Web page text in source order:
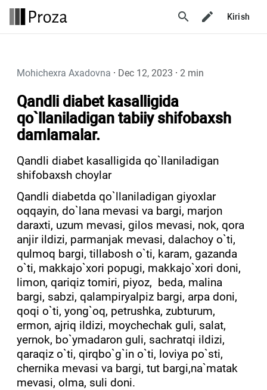
search Kirish
Mohichexra Axadovna · Dec 12, 2023 · 2 min
Qandli diabet kasalligida
qo`llaniladigan tabiiy shifobaxsh
damlamalar.
Qandli diabet kasalligida qo`llaniladigan
shifobaxsh choylar
Qandli diabetda qo`llaniladigan giyoxlar
oqqayin, do`lana mevasi va bargi, marjon
daraxti, uzum mevasi, gilos mevasi, nok, qora
anjir ildizi, parmanjak mevasi, dalachoy o`ti,
qulmoq bargi, tillabosh o`ti, karam, gazanda
o`ti, makkajo`xori popugi, makkajo`xori doni,
limon, qariqiz tomiri, piyoz, beda, malina
bargi, sabzi, qalampiryalpiz bargi, arpa doni,
qoqi o`ti, yong`oq, petrushka, zubturum,
ermon, ajriq ildizi, moychechak guli, salat,
yernok, bo`ymadaron guli, sachratqi ildizi,
qaraqiz o`ti, qirqbo`g`in o`ti, loviya po`sti,
chernika mevasi va bargi, tut bargi,na`matak
mevasi, olma, suli doni.